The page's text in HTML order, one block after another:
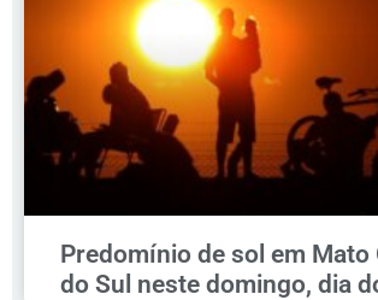
Predomínio de sol em Mato
do Sul neste domingo, dia